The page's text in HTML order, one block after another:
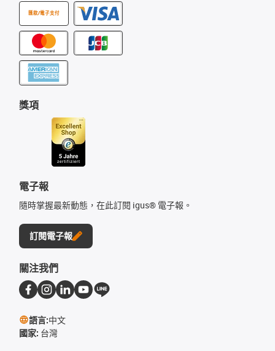
匯款/電子支付
獎項
電子報
隨時掌握最新動態，在此訂閱 igus® 電子報。
訂閱電子報
關注我們
語言:中文
國家: 台灣